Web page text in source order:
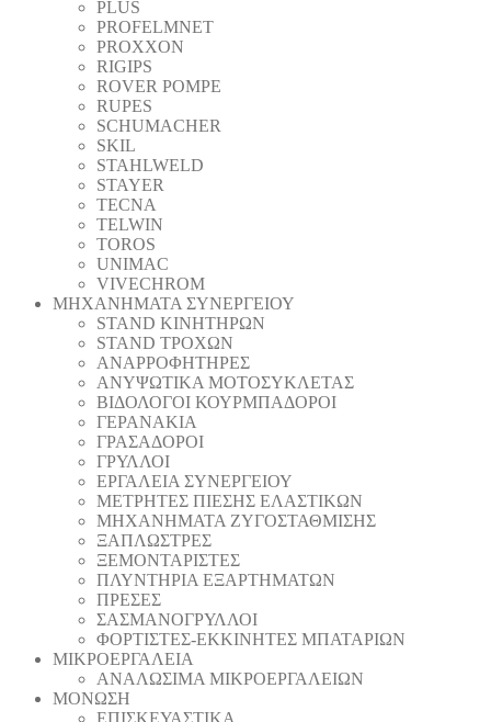
PLUS
PROFELMNET
PROXXON
RIGIPS
ROVER POMPE
RUPES
SCHUMACHER
SKIL
STAHLWELD
STAYER
TECNA
TELWIN
TOROS
UNIMAC
VIVECHROM
ΜΗΧΑΝΗΜΑΤΑ ΣΥΝΕΡΓΕΙΟΥ
STAND ΚΙΝΗΤΗΡΩΝ
STAND ΤΡΟΧΩΝ
ΑΝΑΡΡΟΦΗΤΗΡΕΣ
ΑΝΥΨΩΤΙΚΑ ΜΟΤΟΣΥΚΛΕΤΑΣ
ΒΙΔΟΛΟΓΟΙ ΚΟΥΡΜΠΑΔΟΡΟΙ
ΓΕΡΑΝΑΚΙΑ
ΓΡΑΣΑΔΟΡΟΙ
ΓΡΥΛΛΟΙ
ΕΡΓΑΛΕΙΑ ΣΥΝΕΡΓΕΙΟΥ
ΜΕΤΡΗΤΕΣ ΠΙΕΣΗΣ ΕΛΑΣΤΙΚΩΝ
ΜΗΧΑΝΗΜΑΤΑ ΖΥΓΟΣΤΑΘΜΙΣΗΣ
ΞΑΠΛΩΣΤΡΕΣ
ΞΕΜΟΝΤΑΡΙΣΤΕΣ
ΠΛΥΝΤΗΡΙΑ ΕΞΑΡΤΗΜΑΤΩΝ
ΠΡΕΣΕΣ
ΣΑΣΜΑΝΟΓΡΥΛΛΟΙ
ΦΟΡΤΙΣΤΕΣ-ΕΚΚΙΝΗΤΕΣ ΜΠΑΤΑΡΙΩΝ
ΜΙΚΡΟΕΡΓΑΛΕΙΑ
ΑΝΑΛΩΣΙΜΑ ΜΙΚΡΟΕΡΓΑΛΕΙΩΝ
ΜΟΝΩΣΗ